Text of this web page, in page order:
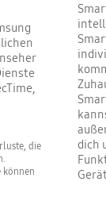
die
können
dich